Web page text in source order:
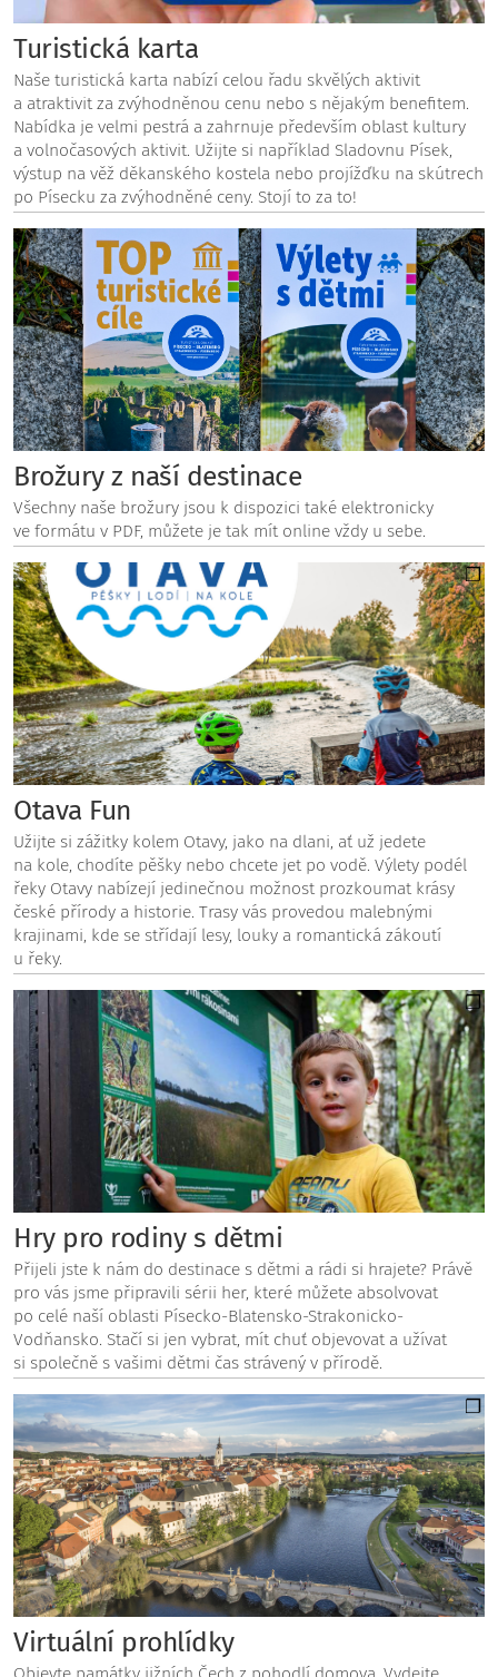
Turistická karta
Naše turistická karta nabízí celou řadu skvělých aktivit
a atraktivit za zvýhodněnou cenu nebo s nějakým benefitem.
Nabídka je velmi pestrá a zahrnuje především oblast kultury
a volnočasových aktivit. Užijte si například Sladovnu Písek,
výstup na věž děkanského kostela nebo projížďku na skútrech
po Písecku za zvýhodněné ceny. Stojí to za to!
Brožury z naší destinace
Všechny naše brožury jsou k dispozici také elektronicky
ve formátu v PDF, můžete je tak mít online vždy u sebe.
Otava Fun
Užijte si zážitky kolem Otavy, jako na dlani, ať už jedete
na kole, chodíte pěšky nebo chcete jet po vodě. Výlety podél
řeky Otavy nabízejí jedinečnou možnost prozkoumat krásy
české přírody a historie. Trasy vás provedou malebnými
krajinami, kde se střídají lesy, louky a romantická zákoutí
u řeky.
Hry pro rodiny s dětmi
Přijeli jste k nám do destinace s dětmi a rádi si hrajete? Právě
pro vás jsme připravili sérii her, které můžete absolvovat
po celé naší oblasti Písecko-Blatensko-Strakonicko-
Vodňansko. Stačí si jen vybrat, mít chuť objevovat a užívat
si společně s vašimi dětmi čas strávený v přírodě.
Virtuální prohlídky